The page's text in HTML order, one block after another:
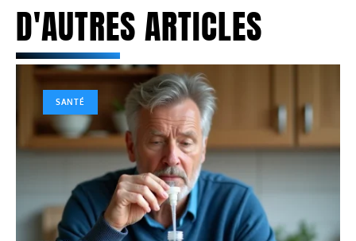
D'AUTRES ARTICLES
SANTÉ